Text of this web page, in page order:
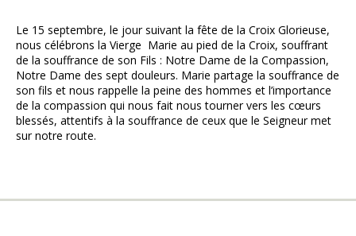
Le 15 septembre, le jour suivant la fête de la Croix Glorieuse,
nous célébrons la Vierge Marie au pied de la Croix, souffrant
de la souffrance de son Fils : Notre Dame de la Compassion,
Notre Dame des sept douleurs. Marie partage la souffrance de
son fils et nous rappelle la peine des hommes et l’importance
de la compassion qui nous fait nous tourner vers les cœurs
blessés, attentifs à la souffrance de ceux que le Seigneur met
sur notre route.